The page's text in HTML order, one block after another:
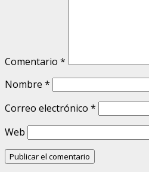
Comentario *
Nombre *
Correo electrónico *
Web